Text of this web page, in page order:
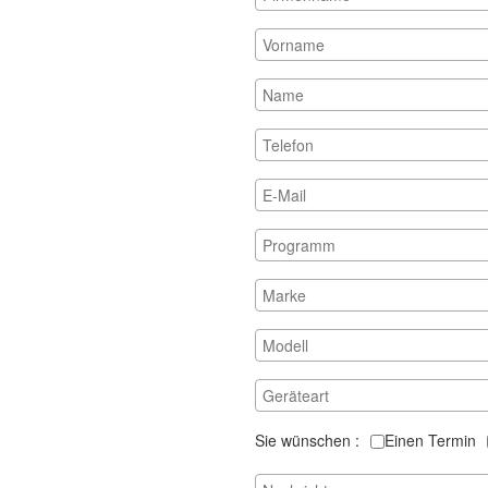
Sie wünschen Einen Termin